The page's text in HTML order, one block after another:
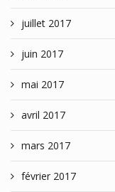
juillet 2017
juin 2017
mai 2017
avril 2017
mars 2017
février 2017